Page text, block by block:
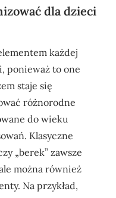
dla dzieci
każdej
ponieważ to one
staje się
różnorodne
do wieku
Klasyczne
„berek” zawsze
można również
Na przykład,